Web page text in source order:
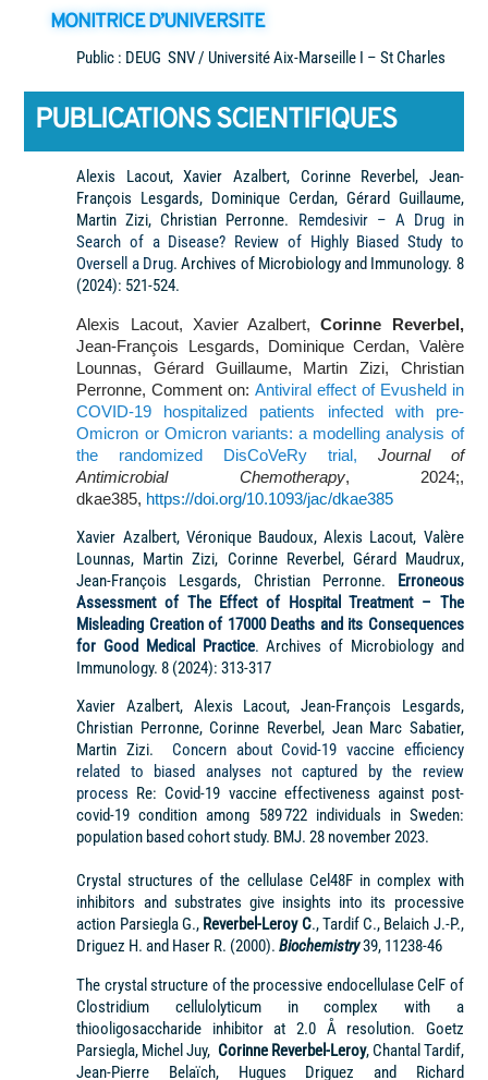
MONITRICE D’UNIVERSITE
Public : DEUG SNV / Université Aix-Marseille I – St Charles
PUBLICATIONS SCIENTIFIQUES
Alexis Lacout, Xavier Azalbert, Corinne Reverbel, Jean-
François Lesgards, Dominique Cerdan, Gérard Guillaume,
Martin Zizi, Christian Perronne. Remdesivir – A Drug in
Search of a Disease? Review of Highly Biased Study to
Oversell a Drug. Archives of Microbiology and Immunology. 8
(2024): 521-524.
Alexis Lacout, Xavier Azalbert,Corinne Reverbel,
Jean-François Lesgards, Dominique Cerdan, Valère
Lounnas, Gérard Guillaume, Martin Zizi, Christian
Perronne, Comment on:Antiviral effect of Evusheld in
COVID-19 hospitalized patients infected with pre-
Omicron or Omicron variants: a modelling analysis of
the randomized DisCoVeRy trial,
Journal of
Antimicrobial Chemotherapy, 2024;,
dkae385, https://doi.org/10.1093/jac/dkae385
Xavier Azalbert, Véronique Baudoux, Alexis Lacout, Valère
Lounnas, Martin Zizi, Corinne Reverbel, Gérard Maudrux,
Jean-François Lesgards, Christian Perronne. Erroneous
Assessment of The Effect of Hospital Treatment – The
Misleading Creation of 17000 Deaths and its Consequences
for Good Medical Practice. Archives of Microbiology and
Immunology. 8 (2024): 313-317
Xavier Azalbert, Alexis Lacout, Jean-François Lesgards,
Christian Perronne, Corinne Reverbel, Jean Marc Sabatier,
Martin Zizi. Concern about Covid-19 vaccine efficiency
related to biased analyses not captured by the review
process Re: Covid-19 vaccine effectiveness against post-
covid-19 condition among 589 722 individuals in Sweden:
population based cohort study. BMJ. 28 november 2023.
Crystal structures of the cellulase Cel48F in complex with
inhibitors and substrates give insights into its processive
action Parsiegla G., Reverbel-Leroy C., Tardif C., Belaich J.-P.,
Driguez H. and Haser R. (2000).Biochemistry39, 11238-46
The crystal structure of the processive endocellulase CelF of
Clostridium cellulolyticum in complex with a
thiooligosaccharide inhibitor at 2.0 Å resolution. Goetz
Parsiegla, Michel Juy, Corinne Reverbel-Leroy, Chantal Tardif,
Jean-Pierre Belaïch, Hugues Driguez and Richard